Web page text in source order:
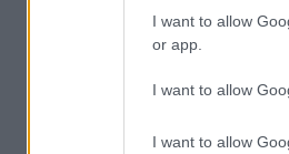
I want to allow
or app.
I want to allow
I want to allow